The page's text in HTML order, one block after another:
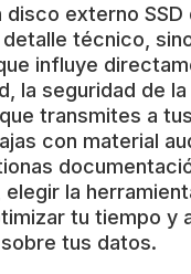
disco externo SSD
técnico,
influye
la seguridad de
transmites a
con material
la
tu tiempo y
tus datos.